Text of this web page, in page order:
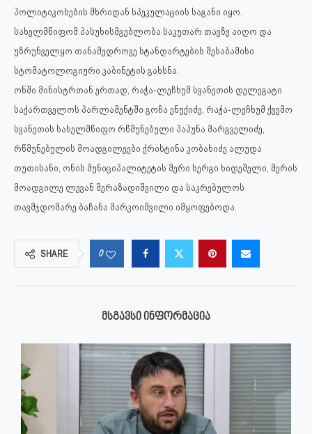
პოლიტიკოსების მხრიდან სპეკულაციის საგანი იყო.
სახელმწიფომ პასუხისმგებლობა საკუთარ თავზე აიღო და
უზრუნველყო თანამედროვე სტანდარტების შესაბამისი
სტომატოლოგიური კაბინეტის გახსნა.
ონში მინისტრთან ერთად, რაჭა-ლეჩხუმ სვანეთის დელეგატი
საქართველოს პარლამენტში გოჩა ენუქიძე, რაჭა-ლეჩხუმ ქვემო
სვანეთის სახელმწიფო რწმუნებული პაპუნა მარგველიძე,
რწმუნებულის მოადგილეები ქრისტინა კობახიძე ალუდა
თუთისანი, ონის მუნიციპალიტეტის მერი სერგი ხიდეშელი, მერის
მოადგილე ლევან შერაზადიშვილი და საკრებულოს
თავმჯდომარე ბაჩანა მარკოიშვილი იმყოფებოდა.
SHARE 0
ᲛᲡᲒᲐᲕᲡᲘ ᲘᲜᲤᲝᲠᲛᲐᲪᲘᲐ